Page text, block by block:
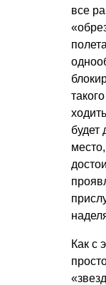
все
будет
Как с